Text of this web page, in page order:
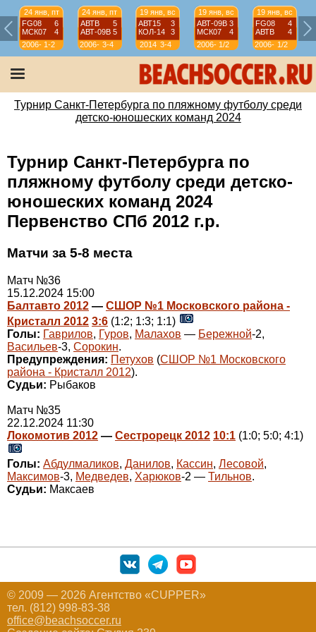
24 янв, пт
FG08
6
МСК07
4
2006-
07
1-2
24 янв, пт
АВТВ
5
АВТ-09B 5
2006-
07
3-4
19 янв, вс
АВТ15
3
КОЛ-14
3
2014 3-4
19 янв, вс
АВТ-09B 3
МСК07
4
2006-
07
1/2
19 янв, вс
FG08
4
АВТВ
4
2006-
07
1/2
Турнир Санкт-Петербурга по пляжному футболу среди
детско-юношеских команд 2024
Турнир Санкт-Петербурга по
пляжному футболу среди детско-
юношеских команд 2024
Первенство СПб 2012 г.р.
Матчи за 5-8 места
Матч №36
15.12.2024 15:00
Балтавто 2012 — СШОР №1 Московского района -
Кристалл 2012 3:6 (1:2; 1:3; 1:1)
Голы: Гаврилов, Гуров, Малахов — Бережной-2,
Васильев-3, Сорокин.
Предупреждения: Петухов (СШОР №1 Московского
района - Кристалл 2012).
Судьи: Рыбаков
Матч №35
22.12.2024 11:30
Локомотив 2012 — Сестрорецк 2012 10:1 (1:0; 5:0; 4:1)
Голы: Абдулмаликов, Данилов, Кассин, Лесовой,
Максимов-3, Медведев, Харюков-2 — Тильнов.
Судьи: Максаев
© 2009 — 2026 Агентство «CUPPER»
тел. (812) 998-83-38
office@beachsoccer.ru